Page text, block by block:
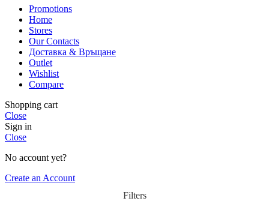
Promotions
Home
Stores
Our Contacts
Доставка & Връщане
Outlet
Wishlist
Compare
Shopping cart
Close
Sign in
Close
No account yet?
Create an Account
Filters